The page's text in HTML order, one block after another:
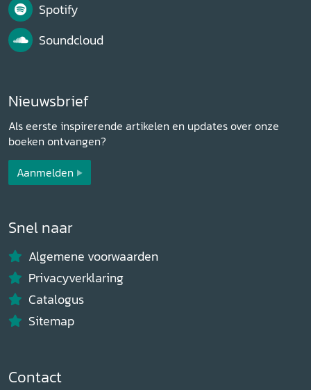
Spotify
Soundcloud
Nieuwsbrief
Als eerste inspirerende artikelen en updates over onze
boeken ontvangen?
Aanmelden
Snel naar
Algemene voorwaarden
Privacyverklaring
Catalogus
Sitemap
Contact